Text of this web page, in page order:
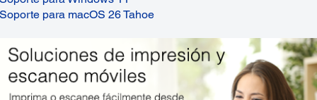
Soporte para macOS 26 Tahoe